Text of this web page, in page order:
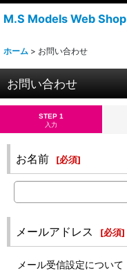
M.S Models Web Shop
ホーム > お問い合わせ
お問い合わせ
STEP 1
入力
お名前 [必須]
メールアドレス [必須]
メール受信設定について